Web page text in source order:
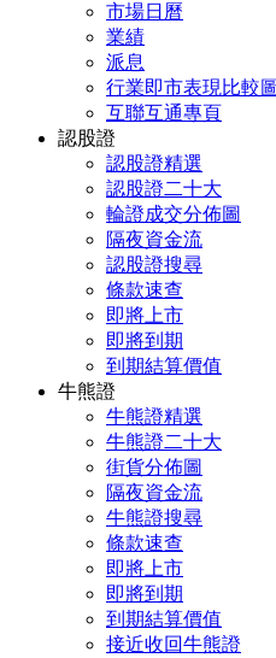
市場日曆
業績
派息
行業即市表現比較圖
互聯互通專頁
認股證
認股證精選
認股證二十大
輪證成交分佈圖
隔夜資金流
認股證搜尋
條款速查
即將上市
即將到期
到期結算價值
牛熊證
牛熊證精選
牛熊證二十大
街貨分佈圖
隔夜資金流
牛熊證搜尋
條款速查
即將上市
即將到期
到期結算價值
接近收回牛熊證